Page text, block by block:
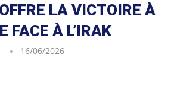
LA VICTOIRE À
FACE À L’IRAK
16/06/2026